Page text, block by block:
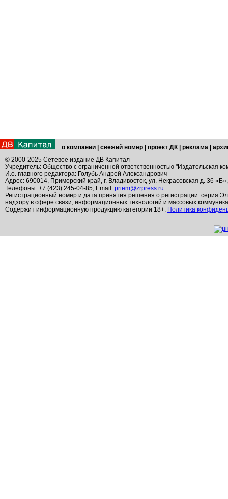
о компании свежий номер проект ДК реклама
© 2000-2025 Сетевое издание ДВ Капитал
Учредитель: Общество с ограниченной ответственностью "Издательская
И.о. главного редактора: Голубь Андрей Александрович
Адрес: 690014, Приморский край, г. Владивосток, ул. Некрасовская д. 36
Телефоны: +7 (423) 245-04-85; Email: priem@zrpress.ru
Регистрационный номер и дата принятия решения о регистрации: серия
надзору в сфере связи, информационных технологий и массовых
Содержит информационную продукцию категории 18+. Политика